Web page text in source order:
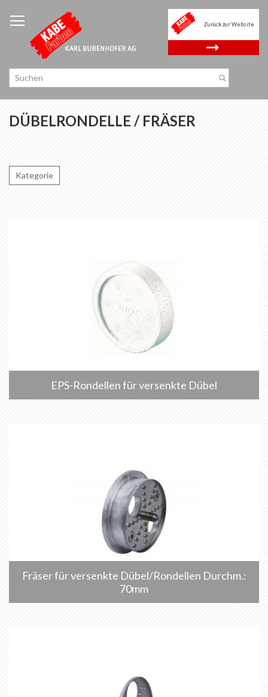
Inhalt
springen
Zurück zur Website
.
DÜBELRONDELLE / FRÄSER
Kategorie
EPS-Rondellen für versenkte Dübel
Fräser für versenkte Dübel/Rondellen Durchm.:
70mm